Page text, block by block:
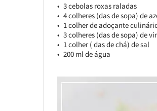
3 cebolas roxas raladas
4 colheres (das de sopa) de
1 colher de adoçante
3 colheres (das de sopa) de
1 colher ( das de chá) de sal
200 ml de água